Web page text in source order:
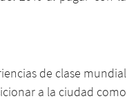
de clase mundial
a la ciudad como